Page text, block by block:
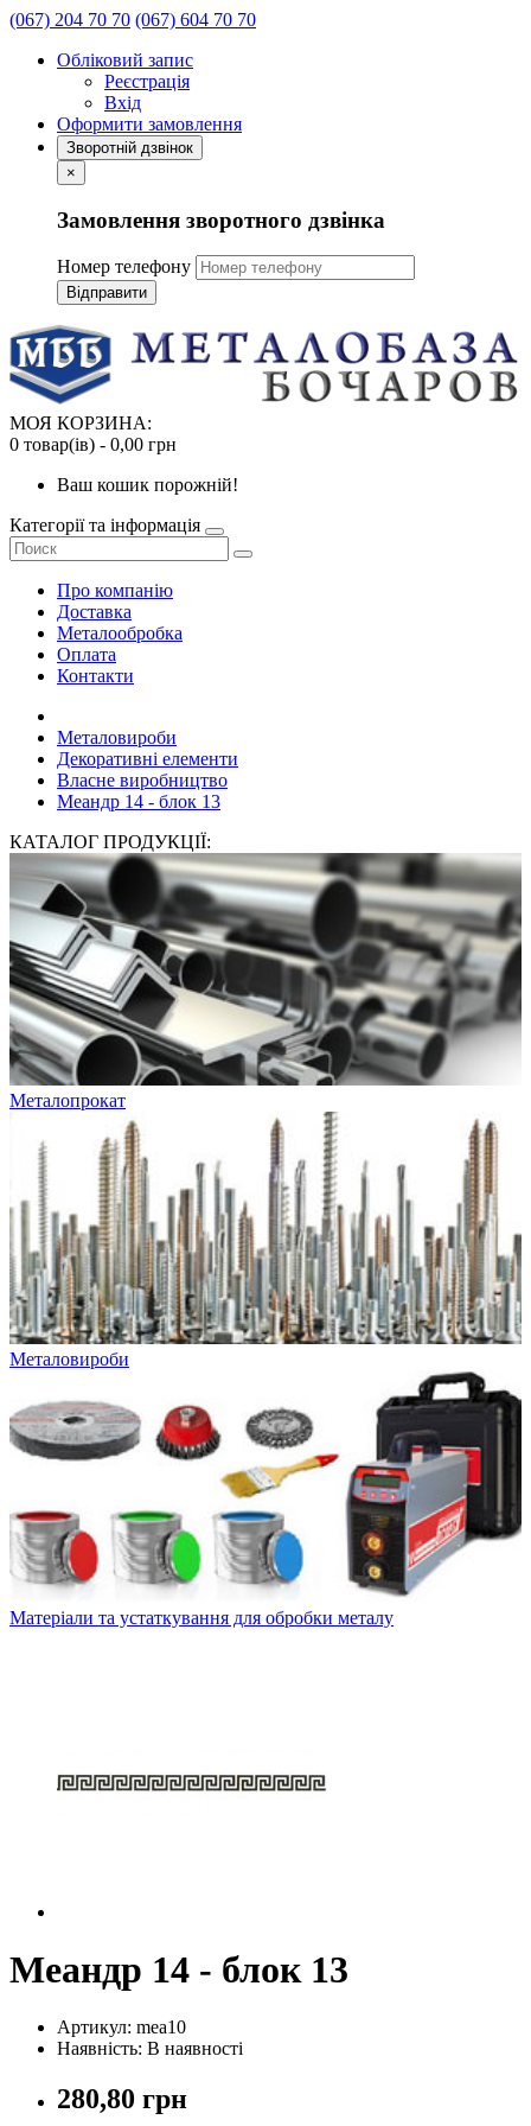
(067) 204 70 70 (067) 604 70 70
Обліковий запис
Реєстрація
Вхід
Оформити замовлення
Зворотній дзвінок
×
Замовлення зворотного дзвінка
Номер телефону
Відправити
МОЯ КОРЗИНА:
0 товар(ів) - 0,00 грн
Ваш кошик порожній!
Категорії та інформація
Про компанію
Доставка
Металообробка
Оплата
Контакти
Металовироби
Декоративні елементи
Власне виробництво
Меандр 14 - блок 13
КАТАЛОГ ПРОДУКЦІЇ:
Металопрокат
Металовироби
Матеріали та устаткування для обробки металу
Меандр 14 - блок 13
Артикул: mea10
Наявність: В наявності
280,80 грн